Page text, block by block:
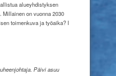
alueyhdistyksen
on vuonna 2030
toimenkuva ja työaika? I
Päivi asuu